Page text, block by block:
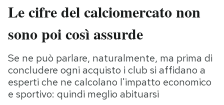
Italia
Politica
Tecnologia
Internet
Scienza
Cultura
Moda
Consumismi
Storie/Idee
Ok Boomer!
Media
Europa
Le cifre del calciomercato non
sono poi così assurde
Se ne può parlare, naturalmente, ma prima di
concludere ogni acquisto i club si affidano a
esperti che ne calcolano l'impatto economico
e sportivo: quindi meglio abituarsi